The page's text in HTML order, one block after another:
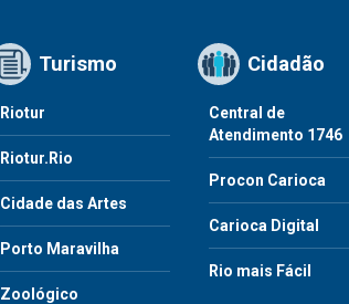
Turismo
Riotur
Riotur.Rio
Cidade das Artes
Porto Maravilha
Zoológico
Cidadão
Central de
Atendimento 1746
Procon Carioca
Carioca Digital
Rio mais Fácil